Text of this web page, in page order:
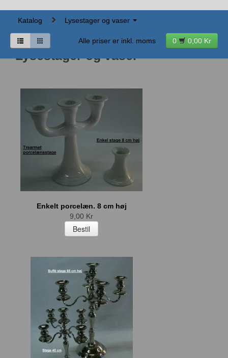
Katalog Lysestager og vaser
0 0,00 Kr
Alle priser er inkl. moms
Lysestager og vaser
Enkelt porcelæn. 8 cm høj
9,00 Kr